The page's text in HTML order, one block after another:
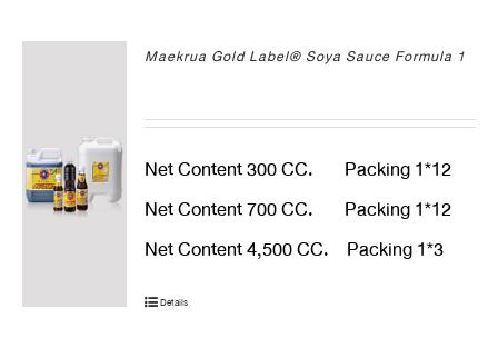
Maekrua Gold Label® Soya Sauce Formula 1
Net Content 300 CC. Packing 1*12
Net Content 700 CC. Packing 1*12
Net Content 4,500 CC. Packing 1*3
Details